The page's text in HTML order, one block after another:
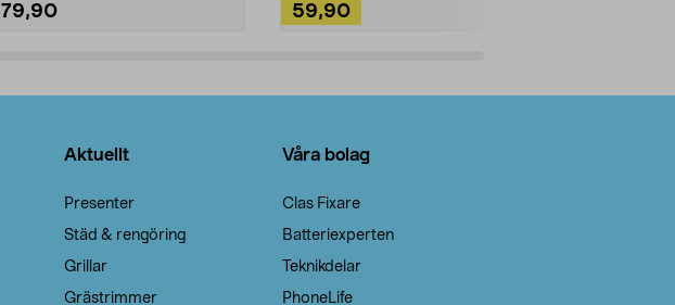
79,90 59,90
Aktuellt
Presenter
Städ & rengöring
Grillar
Grästrimmer
Våra bolag
Clas Fixare
Batteriexperten
Teknikdelar
PhoneLife